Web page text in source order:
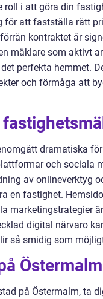
roll i att göra din
för att fastställa rätt
kontraktet är
mäklare som aktivt
perfekta hemmet.
och förmåga att
dramatiska
och sociala
av onlineverktyg
en fastighet.
marketingstrategier
digital närvaro
så smidig som
Östermalm
på Östermalm, ta